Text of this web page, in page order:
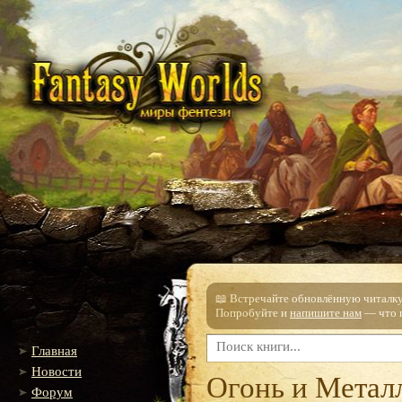
Главная
Новости
Форум
📖 Встречайте обновлённую
Попробуйте и напишите нам — что
Огонь и